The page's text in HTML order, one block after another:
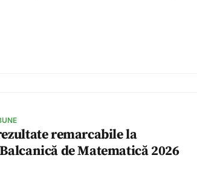
remarcabile la
de Matematică 2026